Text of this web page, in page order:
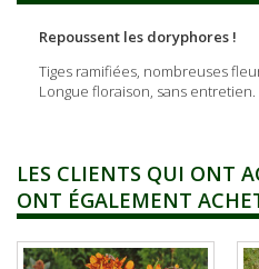
Repoussent les doryphores !
Tiges ramifiées, nombreuses
Longue floraison, sans
LES CLIENTS QUI ONT
ONT ÉGALEMENT